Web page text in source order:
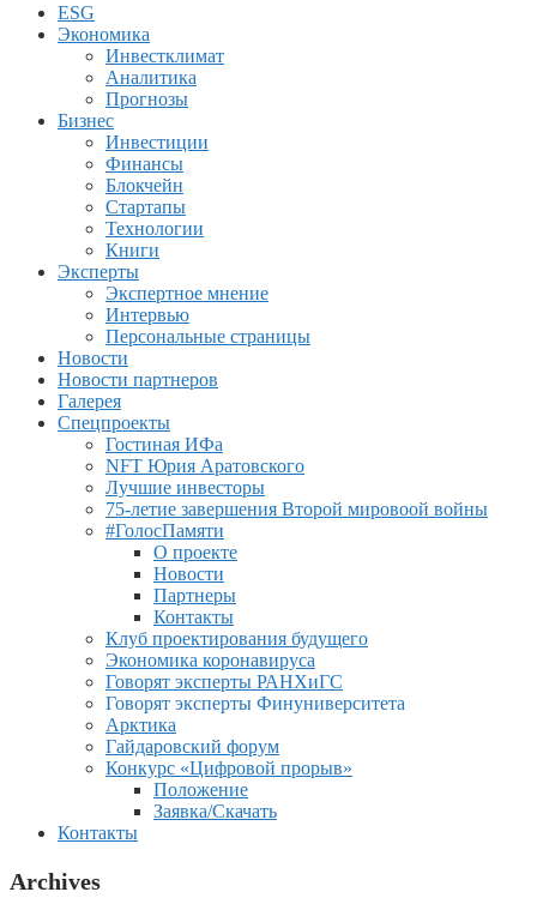
ESG
Экономика
Инвестклимат
Аналитика
Прогнозы
Бизнес
Инвестиции
Финансы
Блокчейн
Стартапы
Технологии
Книги
Эксперты
Экспертное мнение
Интервью
Персональные страницы
Новости
Новости партнеров
Галерея
Спецпроекты
Гостиная ИФа
NFT Юрия Аратовского
Лучшие инвесторы
75-летие завершения Второй мировоой войны
#ГолосПамяти
О проекте
Новости
Партнеры
Контакты
Клуб проектирования будущего
Экономика коронавируса
Говорят эксперты РАНХиГС
Говорят эксперты Финуниверситета
Арктика
Гайдаровский форум
Конкурс «Цифровой прорыв»
Положение
Заявка/Скачать
Контакты
Archives